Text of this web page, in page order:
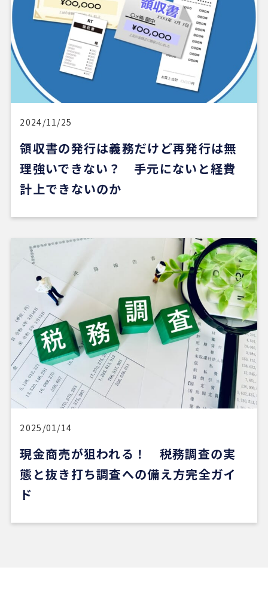
2024/11/25
領収書の発行は義務だけど再発行は無
理強いできない？ 手元にないと経費
計上できないのか
2025/01/14
現金商売が狙われる！ 税務調査の実
態と抜き打ち調査への備え方完全ガイ
ド